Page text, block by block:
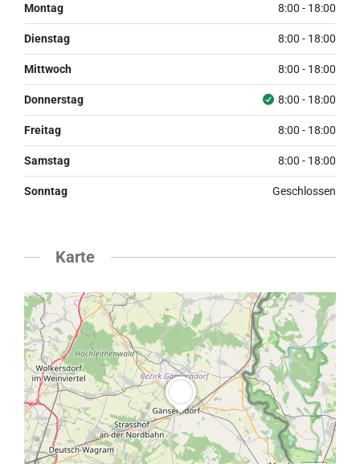
Montag 8:00 - 18:00
Dienstag 8:00 - 18:00
Mittwoch 8:00 - 18:00
Donnerstag 8:00 - 18:00
Freitag 8:00 - 18:00
Samstag 8:00 - 18:00
Sonntag Geschlossen
Karte